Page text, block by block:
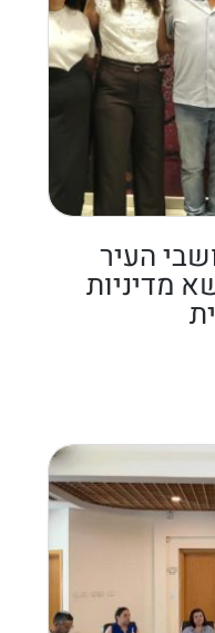
העיר
מדיניות